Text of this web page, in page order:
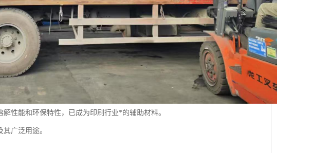
性能和环保特性，已成为印刷行业*的辅助材料。
广泛用途。